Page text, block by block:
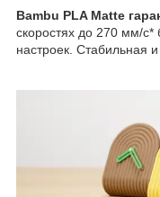
Bambu PLA Matte
скоростях до 270 мм/
настроек. Стабильная